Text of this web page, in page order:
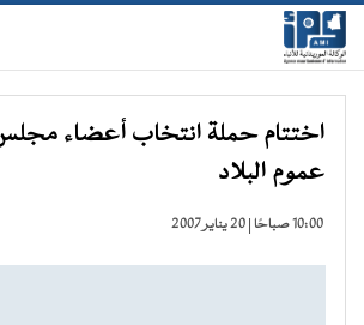
اختتام حملة انتخاب أعضاء
عموم البلاد
10:00 صباحًا | 20 يناير 2007